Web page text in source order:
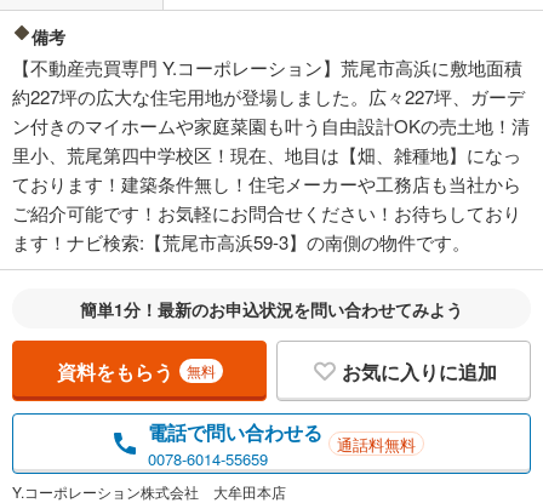
備考
【不動産売買専門 Y.コーポレーション】荒尾市高浜に敷地面積
約227坪の広大な住宅用地が登場しました。広々227坪、ガーデ
ン付きのマイホームや家庭菜園も叶う自由設計OKの売土地！清
里小、荒尾第四中学校区！現在、地目は【畑、雑種地】になっ
ております！建築条件無し！住宅メーカーや工務店も当社から
ご紹介可能です！お気軽にお問合せください！お待ちしており
ます！ナビ検索:【荒尾市高浜59-3】の南側の物件です。
簡単1分！最新のお申込状況を問い合わせてみよう
資料をもらう 無料 お気に入りに追加
電話で問い合わせる
0078-6014-55659
通話料無料
Y.コーポレーション株式会社 大牟田本店